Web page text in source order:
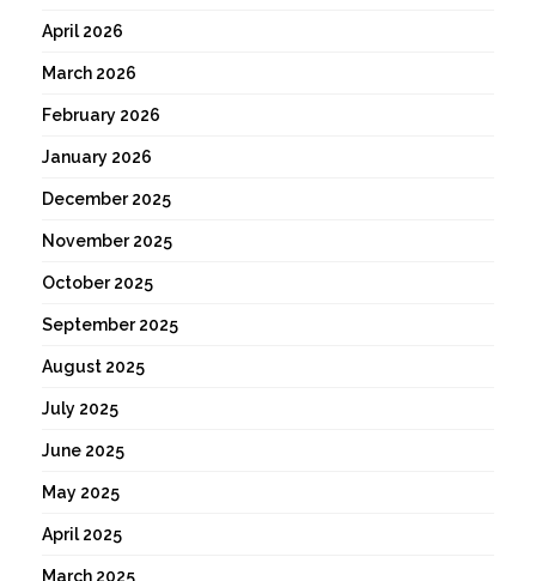
April 2026
March 2026
February 2026
January 2026
December 2025
November 2025
October 2025
September 2025
August 2025
July 2025
June 2025
May 2025
April 2025
March 2025